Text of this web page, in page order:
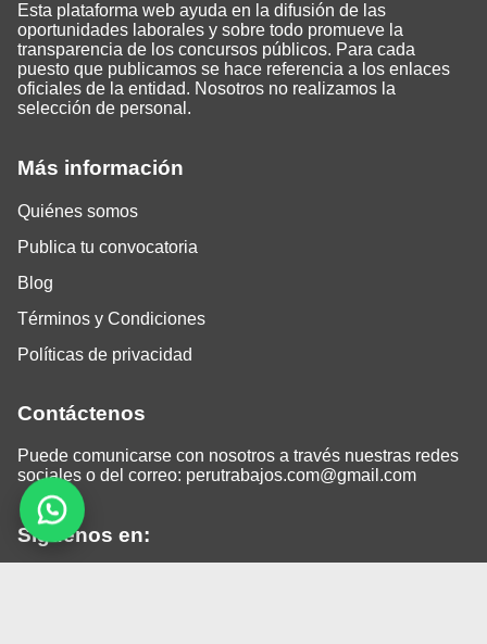
Más información
Quiénes somos
Publica tu convocatoria
Blog
Términos y Condiciones
Políticas de privacidad
Contáctenos
Puede comunicarse con nosotros a través nuestras redes
sociales o del correo: perutrabajos.com@gmail.com
Siguenos en:
Esta plataforma web ayuda en la difusión de las
oportunidades laborales y sobre todo promueve la
transparencia de los concursos públicos. Para cada
puesto que publicamos se hace referencia a los enlaces
oficiales de la entidad. Nosotros no realizamos la
selección de personal.